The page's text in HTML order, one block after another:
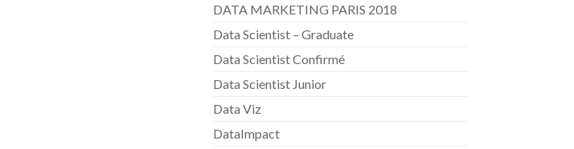
DATA MARKETING PARIS 2018
Data Scientist – Graduate
Data Scientist Confirmé
Data Scientist Junior
Data Viz
DataImpact